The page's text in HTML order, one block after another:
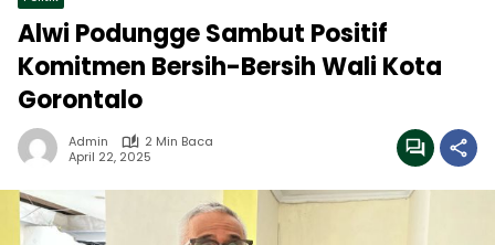
Alwi Podungge Sambut Positif
Komitmen Bersih-Bersih Wali Kota
Gorontalo
Admin
2 Min Baca
April 22, 2025